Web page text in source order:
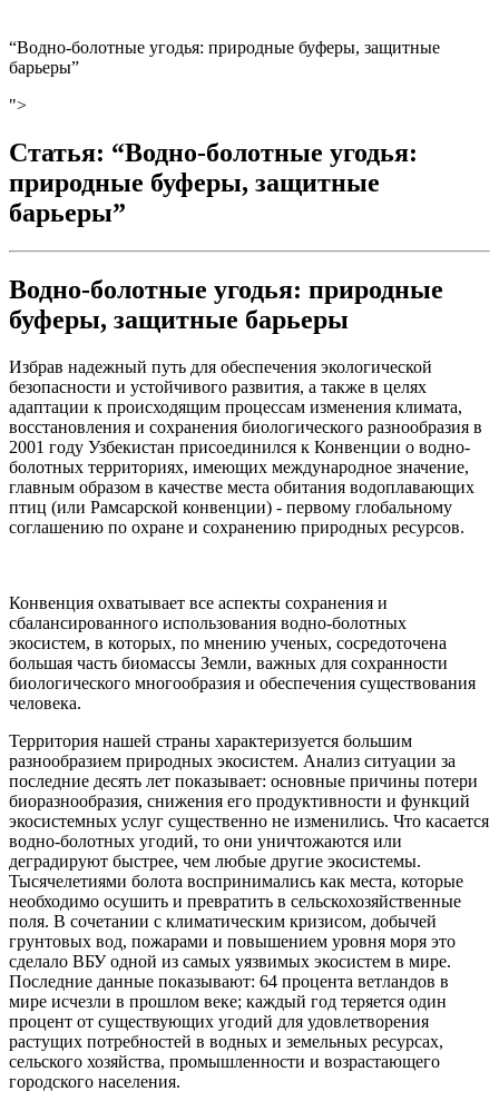
“Водно-болотные угодья: природные буферы, защитные
барьеры”
">
Статья: “Водно-болотные угодья:
природные буферы, защитные
барьеры”
Водно-болотные угодья: природные
буферы, защитные барьеры
Избрав надежный путь для обеспечения экологической
безопасности и устойчивого развития, а также в целях
адаптации к происходящим процессам изменения климата,
восстановления и сохранения биологического разнообразия в
2001 году Узбекистан присоединился к Конвенции о водно-
болотных территориях, имеющих международное значение,
главным образом в качестве места обитания водоплавающих
птиц (или Рамсарской конвенции) - первому глобальному
соглашению по охране и сохранению природных ресурсов.
Конвенция охватывает все аспекты сохранения и
сбалансированного использования водно-болотных
экосистем, в которых, по мнению ученых, сосредоточена
большая часть биомассы Земли, важных для сохранности
биологического многообразия и обеспечения существования
человека.
Территория нашей страны характеризуется большим
разнообразием природных экосистем. Анализ ситуации за
последние десять лет показывает: основные причины потери
биоразнообразия, снижения его продуктивности и функций
экосистемных услуг существенно не изменились. Что касается
водно-болотных угодий, то они уничтожаются или
деградируют быстрее, чем любые другие экосистемы.
Тысячелетиями болота воспринимались как места, которые
необходимо осушить и превратить в сельскохозяйственные
поля. В сочетании с климатическим кризисом, добычей
грунтовых вод, пожарами и повышением уровня моря это
сделало ВБУ одной из самых уязвимых экосистем в мире.
Последние данные показывают: 64 процента ветландов в
мире исчезли в прош­лом веке; каждый год теряется один
процент от существующих угодий для удовлетворения
растущих потребностей в водных и земельных ресурсах,
сельского хозяйства, промышленности и возрастающего
городского населения.